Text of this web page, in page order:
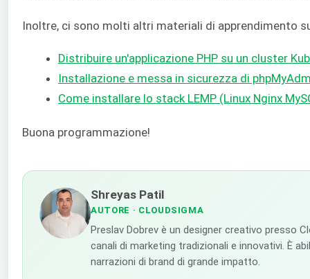
Inoltre, ci sono molti altri materiali di apprendimento
Distribuire un'applicazione PHP su un cluster
Installazione e messa in sicurezza di
Come installare lo stack LEMP (Linux Nginx
Buona programmazione!
Shreyas Patil
AUTORE · CLOUDSIGMA
Preslav Dobrev è un designer creativo presso
canali di marketing tradizionali e innovativi. È
narrazioni di brand di grande impatto.